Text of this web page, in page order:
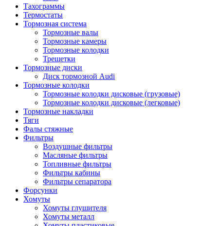
Тахограммы
Термостаты
Тормозная система
Тормозные валы
Тормозные камеры
Тормозные колодки
Трещетки
Тормозные диски
Диск тормозной Audi
Тормозные колодки
Тормозные колодки дисковые (грузовые)
Тормозные колодки дисковые (легковые)
Тормозные накладки
Тяги
Фалы стяжные
Фильтры
Воздушные фильтры
Масляные фильтры
Топливные фильтры
Фильтры кабины
Фильтры сепаратора
Форсунки
Хомуты
Хомуты глушителя
Хомуты металл